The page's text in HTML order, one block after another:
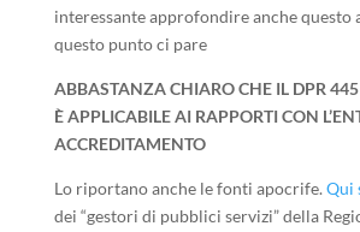
interessante approfondire anche questo
questo punto ci pare
ABBASTANZA CHIARO CHE IL DPR
È APPLICABILE AI RAPPORTI CON
ACCREDITAMENTO
Lo riportano anche le fonti apocrife. Qui
dei “gestori di pubblici servizi” della